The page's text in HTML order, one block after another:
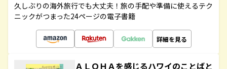
久しぶりの海外旅行でも大丈夫！旅の手配や準備に使えるテク
ニックがつまった24ページの電子書籍
詳細を見る
ＡＬＯＨＡを感じるハワイのことばと